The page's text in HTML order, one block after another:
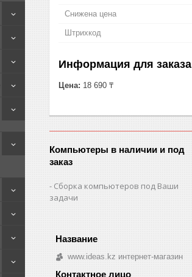
Снижена цена
Штрихкод
Информация для заказа
Цена: 18 690 ₸
Компьютеры в наличии и под
заказ
Сборка компьютеров под Ваши
задачи
www.ideas.kz интернет-магазин